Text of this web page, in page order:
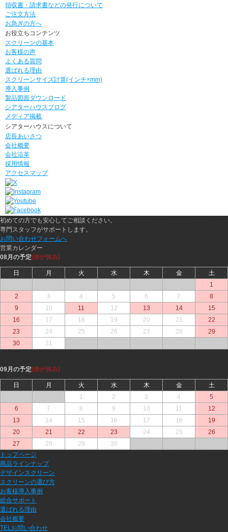
領収書・請求書などの発行について
ご注文方法
お急ぎの方へ
お役立ちコンテンツ
スクリーンの基本
お客様の声
よくある質問
選ばれる理由
スクリーンサイズ計算(インチ×mm)
導入事例
製品図面ダウンロード
シアターハウスブログ
メディア掲載
シアターハウスについて
店長あいさつ
会社概要
会社沿革
採用情報
アクセスマップ
初めての方でも安心してご相談ください。
専門スタッフがサポートします。
お問い合わせフォームへ
営業カレンダー
08月の予定(赤が休み)
日 月 火 水 木 金
土
1
2
3 4 5 6 7
8
9
10 11 12 13 14
15
16
17 18 19 20 21
22
23
24 25 26 27 28
29
30
31
09月の予定(赤が休み)
日 月 火 水 木 金
土
1 2 3 4
5
6
7 8 9 10 11
12
13
14 15 16 17 18
19
20
21 22 23 24 25
26
27
28 29 30
トップページ
商品ラインナップ
デザインスクリーン
スクリーンの選び方
お客様導入事例
総合サポート
選ばれる理由
会社概要
TELお問い合わせ